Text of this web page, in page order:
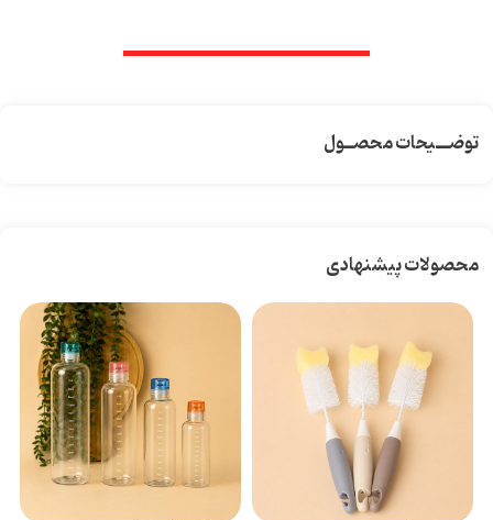
توضـــیحات محصــول
محصولات پیشنهادی